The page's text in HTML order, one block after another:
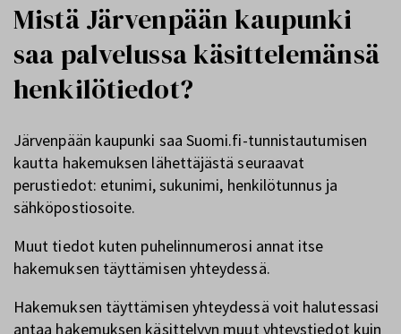
Mistä Järvenpään kaupunki
saa palvelussa käsittelemänsä
henkilötiedot?
Järvenpään kaupunki saa Suomi.fi-tunnistautumisen
kautta hakemuksen lähettäjästä seuraavat
perustiedot: etunimi, sukunimi, henkilötunnus ja
sähköpostiosoite.
Muut tiedot kuten puhelinnumerosi annat itse
hakemuksen täyttämisen yhteydessä.
Hakemuksen täyttämisen yhteydessä voit halutessasi
antaa hakemuksen käsittelyyn muut yhteystiedot kuin